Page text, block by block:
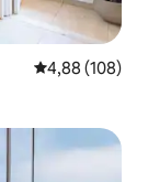
Prosječna
4,88 (108)